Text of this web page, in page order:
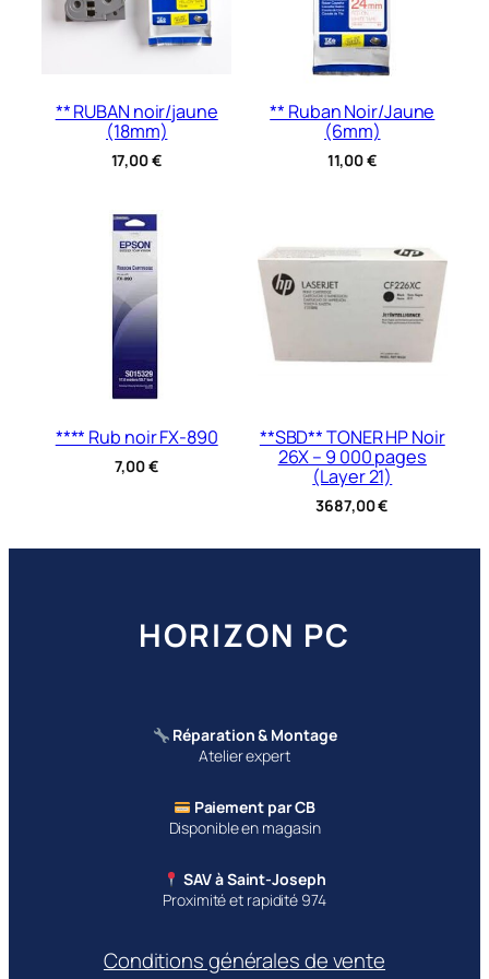
** RUBAN noir/jaune
(18mm)
17,00€
** Ruban Noir/Jaune
(6mm)
11,00€
**** Rub noir FX-890
7,00€
**SBD** TONER HP Noir
26X – 9 000 pages
(Layer 21)
3687,00€
HORIZON PC
Réparation & Montage
Atelier expert
Paiement par CB
Disponible en magasin
SAV à Saint-Joseph
Proximité et rapidité 974
Conditions générales de vente